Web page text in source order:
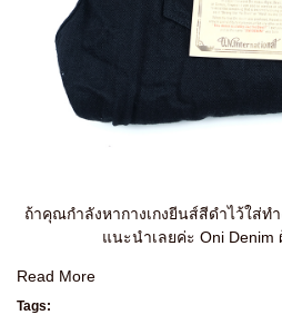
ถ้าคุณกำลังหากางเกงยีนส์สีดำไว้ใส่ท
แนะนำเลยค่ะ Oni Denim
Read More
Tags: